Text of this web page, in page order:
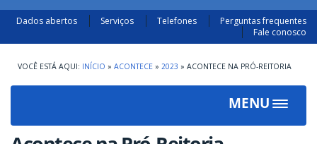
Dados abertos Serviços Telefones
Perguntas frequentes
Fale conosco
INÍCIO » ACONTECE » 2023 » ACONTECE NA PRÓ-REITORIA
MENU
Toggle